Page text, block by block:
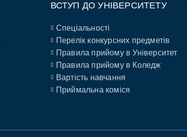
ВСТУП ДО УНІВЕРСИТЕТУ
Спеціальності
Перелік конкурсних предметів
Правила прийому в Університет
Правила прийому в Коледж
Вартість навчання
Приймальна коміся